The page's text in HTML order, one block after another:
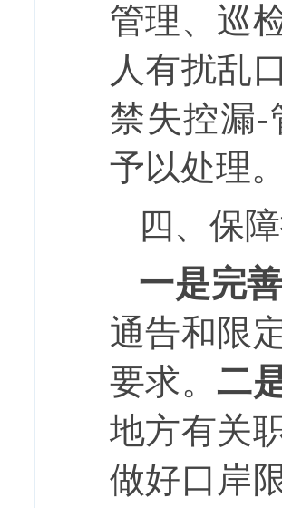
管理 、 巡
人有扰乱
禁失控漏-
予以处理。
四 、保
一是完
通告和限
要求。 二
地方有关
做好口岸